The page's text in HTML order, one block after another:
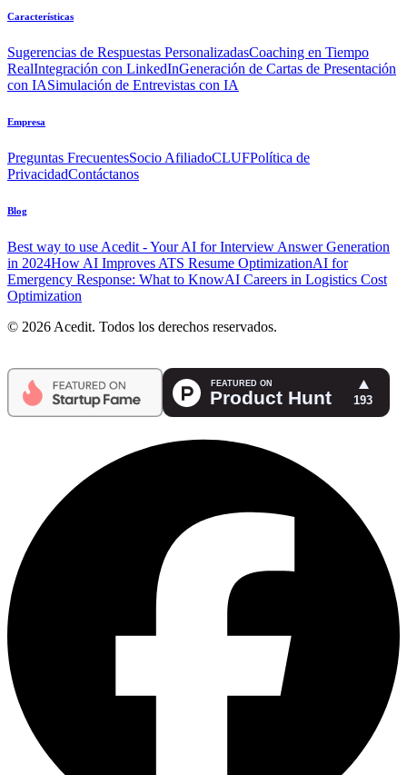
Características
Sugerencias de Respuestas PersonalizadasCoaching en Tiempo
RealIntegración con LinkedInGeneración de Cartas de Presentación
con IASimulación de Entrevistas con IA
Empresa
Preguntas FrecuentesSocio AfiliadoCLUFPolítica de
PrivacidadContáctanos
Blog
Best way to use Acedit - Your AI for Interview Answer Generation
in 2024How AI Improves ATS Resume OptimizationAI for
Emergency Response: What to KnowAI Careers in Logistics Cost
Optimization
© 2026 Acedit. Todos los derechos reservados.